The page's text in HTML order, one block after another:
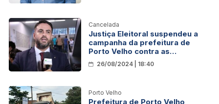
Cancelada
Justiça Eleitoral suspendeu a
campanha da prefeitura de
Porto Velho contra as
queimadas ilegais
26/08/2024 | 18:40
Porto Velho
Prefeitura de Porto Velho